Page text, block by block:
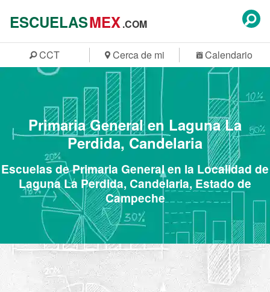
ESCUELASMEX.COM
CCT Cerca de mi Calendario
Primaria General en Laguna La
Perdida, Candelaria
Escuelas de Primaria General en la Localidad de
Laguna La Perdida, Candelaria, Estado de
Campeche